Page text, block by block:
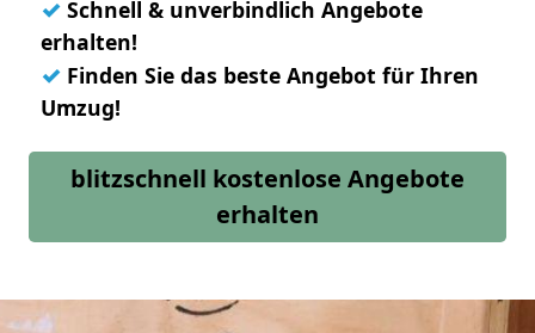
✓ Schnell & unverbindlich Angebote
erhalten!
✓ Finden Sie das beste Angebot für Ihren
Umzug!
blitzschnell kostenlose Angebote
erhalten